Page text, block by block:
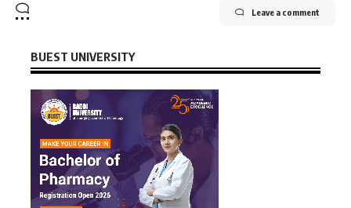
Leave a comment
BUEST UNIVERSITY